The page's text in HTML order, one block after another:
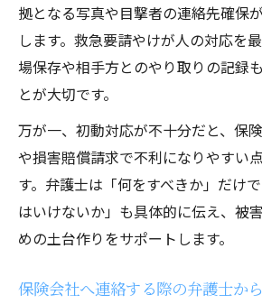
拠となる写真や目撃者の連絡先確保
します。救急要請やけが人の対応を
場保存や相手方とのやり取りの記録
とが大切です。
万が一、初動対応が不十分だと、保
や損害賠償請求で不利になりやすい
す。弁護士は「何をすべきか」だけ
はいけないか」も具体的に伝え、被
めの土台作りをサポートします。
保険会社へ連絡する際の弁護士か